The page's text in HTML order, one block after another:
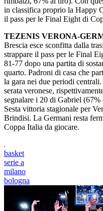
in classifica proprio la Happy
il pass per le Final Eight di
TEZENIS VERONA-
Brescia esce sconfitta dalla
strappare il pass per le Final
81-77 dopo una partita di
quarto. Padroni di casa che
la gara nei due periodi
serata veronese,
segnalare i 20 di Gabriel
Sesta vittoria stagionale per
Brindisi. La Germani resta
Coppa Italia da giocare.
basket
serie a
milano
bologna